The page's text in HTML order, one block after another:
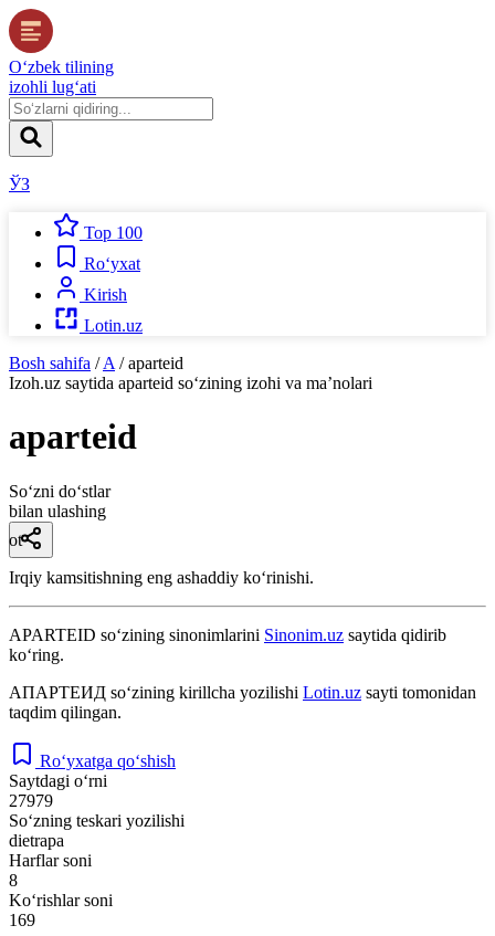
O‘zbek tilining
izohli lug‘ati
ЎЗ
Top 100
Ro‘yxat
Kirish
Lotin.uz
Bosh sahifa / A / aparteid
Izoh.uz saytida aparteid so‘zining izohi va ma’nolari
aparteid
So‘zni do‘stlar
bilan ulashing
ot
Irqiy kamsitishning eng ashaddiy koʻrinishi.
APARTEID so‘zining sinonimlarini Sinonim.uz saytida qidirib
ko‘ring.
АПАРТЕИД so‘zining kirillcha yozilishi Lotin.uz sayti tomonidan
taqdim qilingan.
Ro‘yxatga qo‘shish
Saytdagi o‘rni
27979
So‘zning teskari yozilishi
dietrapa
Harflar soni
8
Ko‘rishlar soni
169